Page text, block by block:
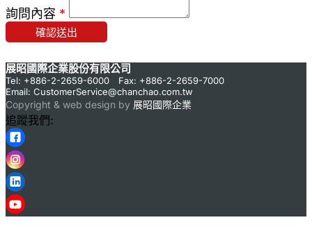
詢問內容 *
確認送出
展昭國際企業股份有限公司
Tel: +886-2-2659-6000 Fax: +886-2-2659-7000
Email: CustomerService@chanchao.com.tw
Copyright & web design by 展昭國際企業
追蹤我們: